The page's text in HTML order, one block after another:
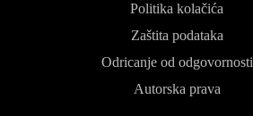
Politika kolačića
Zaštita podataka
Odricanje od odgovornosti
Autorska prava